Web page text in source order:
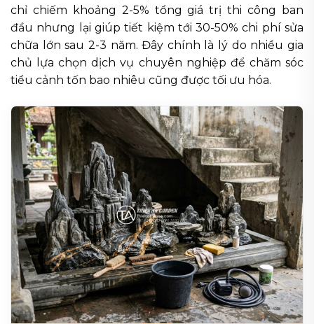
chỉ chiếm khoảng 2-5% tổng giá trị thi công ban
đầu nhưng lại giúp tiết kiệm tới 30-50% chi phí sửa
chữa lớn sau 2-3 năm. Đây chính là lý do nhiều gia
chủ lựa chọn dịch vụ chuyên nghiệp để chăm sóc
tiểu cảnh tốn bao nhiêu cũng được tối ưu hóa.